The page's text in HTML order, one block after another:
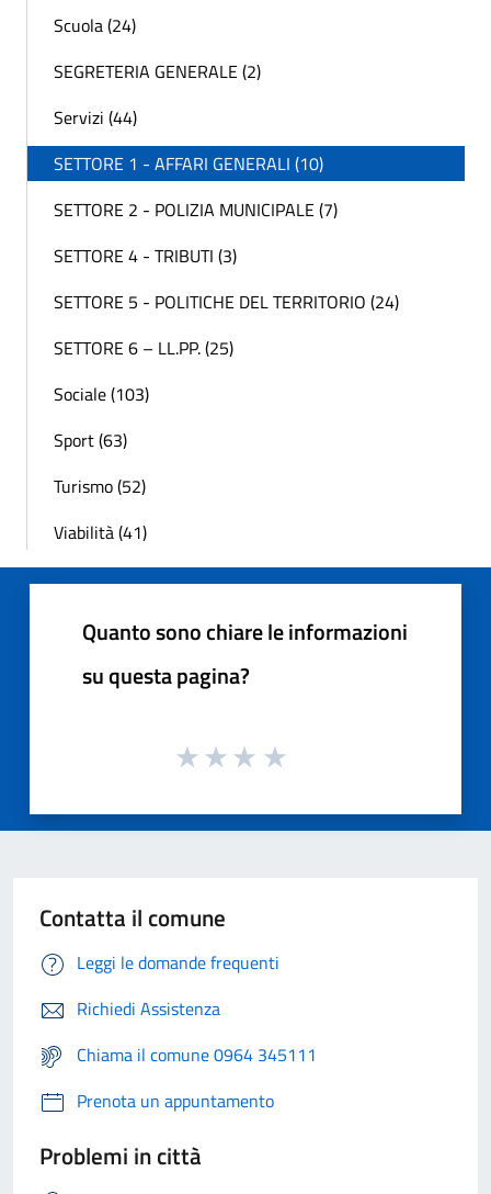
Scuola (24)
SEGRETERIA GENERALE (2)
Servizi (44)
SETTORE 1 - AFFARI GENERALI (10)
SETTORE 2 - POLIZIA MUNICIPALE (7)
SETTORE 4 - TRIBUTI (3)
SETTORE 5 - POLITICHE DEL TERRITORIO (24)
SETTORE 6 – LL.PP. (25)
Sociale (103)
Sport (63)
Turismo (52)
Viabilità (41)
Quanto sono chiare le informazioni
su questa pagina?
Contatta il comune
Leggi le domande frequenti
Richiedi Assistenza
Chiama il comune 0964 345111
Prenota un appuntamento
Problemi in città